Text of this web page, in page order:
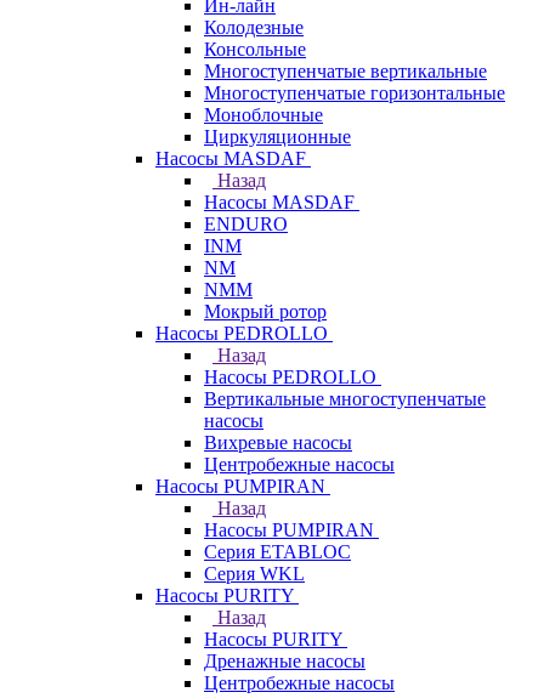
Ин-лайн
Колодезные
Консольные
Многоступенчатые вертикальные
Многоступенчатые горизонтальные
Моноблочные
Циркуляционные
Насосы MASDAF
Назад
Насосы MASDAF
ENDURO
INM
NM
NMM
Мокрый ротор
Насосы PEDROLLO
Назад
Насосы PEDROLLO
Вертикальные многоступенчатые
насосы
Вихревые насосы
Центробежные насосы
Насосы PUMPIRAN
Назад
Насосы PUMPIRAN
Серия ETABLOC
Серия WKL
Насосы PURITY
Назад
Насосы PURITY
Дренажные насосы
Центробежные насосы